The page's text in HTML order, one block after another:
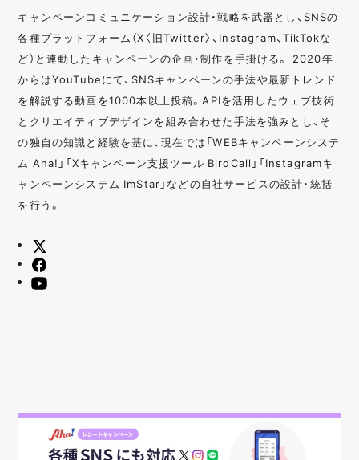
キャンペーンコミュニケーション設計・戦略を武器とし、SNSの
各種プラットフォーム（X〈旧Twitter〉、Instagram、TikTokな
ど）と連動したキャンペーンの企画・制作を手掛ける。 2020年
からはYouTubeにて、SNSキャンペーンの手法や最新トレンド
を解説する動画を1000本以上投稿。APIを活用したウェブ技術
とクリエイティブデザインを組み合わせた手法を強みとし、そ
の独自の知識と経験を基に、現在では「WEBキャンペーンシステ
ム Aha!」「Xキャンペーン支援ツール BirdCall」「Instagramキ
ャンペーンシステム ImStar」などの自社サービスの設計・統括
を行う。